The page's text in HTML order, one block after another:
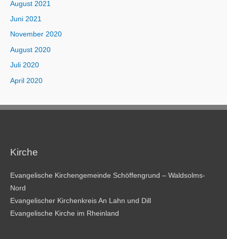
August 2021
Juni 2021
November 2020
August 2020
Juli 2020
April 2020
Kirche
Evangelische Kirchengemeinde Schöffengrund – Waldsolms-
Nord
Evangelischer Kirchenkreis An Lahn und Dill
Evangelische Kirche im Rheinland